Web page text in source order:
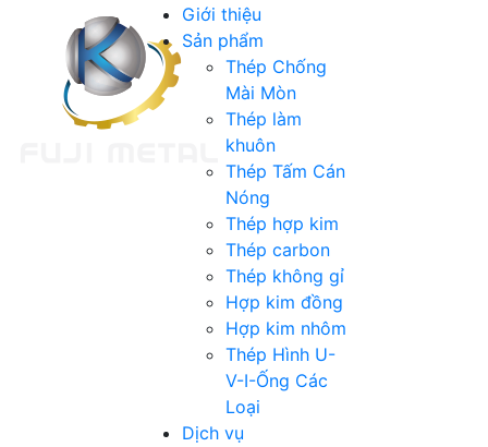
Giới thiệu
Sản phẩm
Thép Chống
Mài Mòn
Thép làm
khuôn
Thép Tấm Cán
Nóng
Thép hợp kim
Thép carbon
Thép không gỉ
Hợp kim đồng
Hợp kim nhôm
Thép Hình U-
V-I-Ống Các
Loại
Dịch vụ